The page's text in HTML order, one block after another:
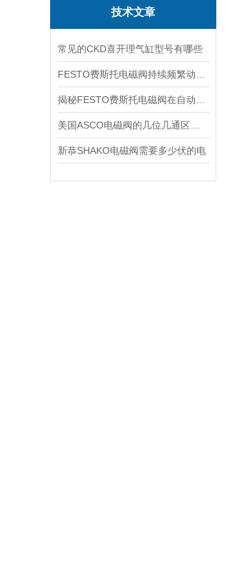
技术文章
常见的CKD喜开理气缸型号有哪些
新恭SHAKO电磁阀需要多少伏的电